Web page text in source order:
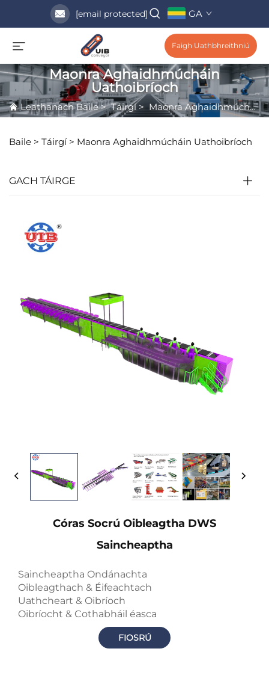
[email protected] GA
Faigh Uathbhreithniú
Maonra Aghaidhmúcháin
Uathoibríoch
Leathanach Baile>Táirgí>Maonra Aghaidhmúcháin Uathoibríoch
Baile > Táirgí> Maonra Aghaidhmúcháin Uathoibríoch
GACH TÁIRGE
Córas Socrú Oibleagtha DWS
Saincheaptha
Saincheaptha Ondánachta
Oibleagthach & Éifeachtach
Uathcheart & Oibríoch
Oibríocht & Cothabháil éasca
FIOSRÚ